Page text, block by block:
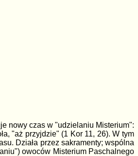
nowy czas w "udzielaniu Misterium":
"aż przyjdzie" (1 Kor 11, 26). W tym
Działa przez sakramenty; wspólna
owoców Misterium Paschalnego